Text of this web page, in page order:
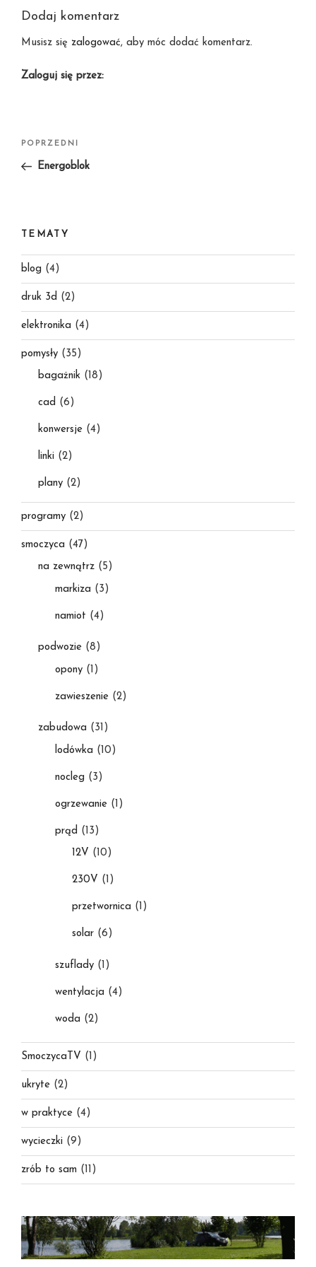
Dodaj komentarz
Musisz się zalogować, aby móc dodać komentarz.
Zaloguj się przez:
Nawigacja
Poprzedni
wpis
POPRZEDNI
Energoblok
TEMATY
blog (4)
druk 3d (2)
elektronika (4)
pomysły (35)
bagażnik (18)
cad (6)
konwersje (4)
linki (2)
plany (2)
programy (2)
smoczyca (47)
na zewnątrz (5)
markiza (3)
namiot (4)
podwozie (8)
opony (1)
zawieszenie (2)
zabudowa (31)
lodówka (10)
nocleg (3)
ogrzewanie (1)
prąd (13)
12V (10)
230V (1)
przetwornica (1)
solar (6)
szuflady (1)
wentylacja (4)
woda (2)
SmoczycaTV (1)
ukryte (2)
w praktyce (4)
wycieczki (9)
zrób to sam (11)